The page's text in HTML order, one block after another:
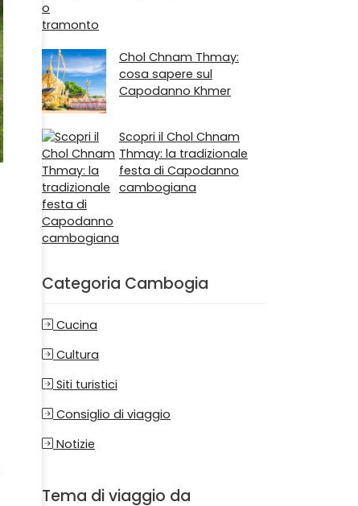
Chol Chnam Thmay:
cosa sapere sul
Capodanno Khmer
Scopri il Chol Chnam
Thmay: la tradizionale
festa di Capodanno
cambogiana
Categoria Cambogia
Cucina
Cultura
Siti turistici
Consiglio di viaggio
Notizie
Tema di viaggio da